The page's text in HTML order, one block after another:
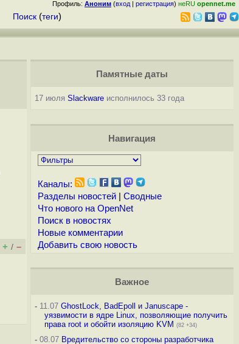
Профиль: Аноним (вход | регистрация) неRU opennet.me
Поиск (теги)
+ / –
Памятные даты
17 июля Slackwareисполнилось 33 года
Навигация
Каналы:
Разделы новостей| Сводные
Что нового на OpenNet
Поиск в новостях
Новые комментарии
Добавить свою новость
Важное
-11.07 GhostLock, BadEpoll и Januscape -
уязвимости в ядре Linux, позволяющие получить
права root и обойти изоляцию KVM (82 +34)
-08.07 Вредительство со стороны разработчика